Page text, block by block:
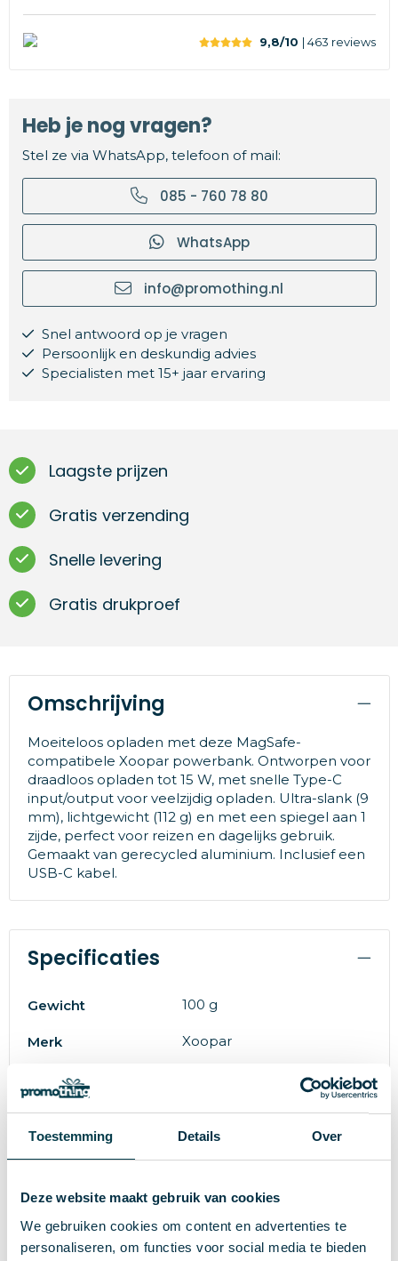
Toestemming Details Over
Deze website maakt gebruik van cookies
We gebruiken cookies om content en advertenties te
personaliseren, om functies voor social media te bieden
9,8/10 | 463 reviews
Heb je nog vragen?
Stel ze via WhatsApp, telefoon of mail:
085 - 760 78 80
WhatsApp
info@promothing.nl
Snel antwoord op je vragen
Persoonlijk en deskundig advies
Specialisten met 15+ jaar ervaring
Laagste prijzen
Gratis verzending
Snelle levering
Gratis drukproef
Omschrijving
Moeiteloos opladen met deze MagSafe-
compatibele Xoopar powerbank. Ontworpen voor
draadloos opladen tot 15 W, met snelle Type-C
input/output voor veelzijdig opladen. Ultra-slank (9
mm), lichtgewicht (112 g) en met een spiegel aan 1
zijde, perfect voor reizen en dagelijks gebruik.
Gemaakt van gerecycled aluminium. Inclusief een
USB-C kabel.
Specificaties
Gewicht 100 g
Merk Xoopar
Materiaal Recycled aluminium
Artikelnummer 30468
Breedte 6.66 cm